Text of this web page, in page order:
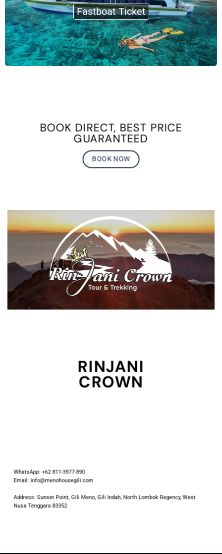
Fastboat Ticket
BOOK DIRECT, BEST PRICE
GUARANTEED
BOOK NOW
RINJANI
CROWN
WhatsApp: +62 811-3977-890
Email: info@menohousegili.com
Address: Sunset Point, Gili Meno, Gili Indah, North Lombok Regency, West
Nusa Tenggara 83352